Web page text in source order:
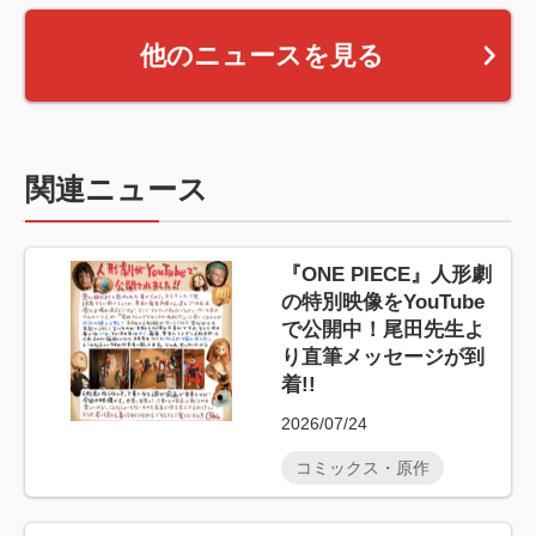
他のニュースを見る
関連ニュース
『ONE PIECE』人形劇
の特別映像をYouTube
で公開中！尾田先生よ
り直筆メッセージが到
着!!
2026/07/24
コミックス・原作